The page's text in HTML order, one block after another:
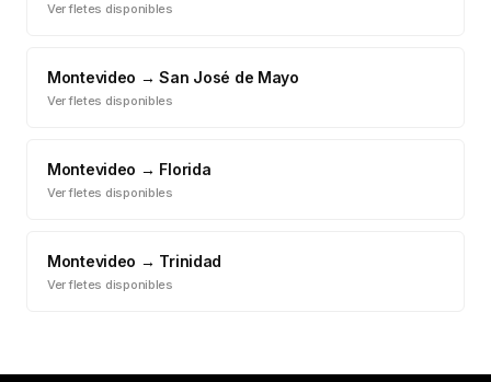
Ver fletes disponibles
Montevideo →San José de Mayo
Ver fletes disponibles
Montevideo → Florida
Ver fletes disponibles
Montevideo → Trinidad
Ver fletes disponibles